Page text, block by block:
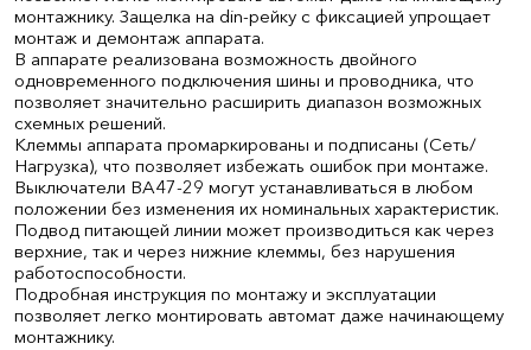
монтажнику. Защелка на din-рейку с фиксацией упрощает
монтаж и демонтаж аппарата.
В аппарате реализована возможность двойного
одновременного подключения шины и проводника, что
позволяет значительно расширить диапазон возможных
схемных решений.
Клеммы аппарата промаркированы и подписаны (Сеть/
Нагрузка), что позволяет избежать ошибок при монтаже.
Выключатели ВА47-29 могут устанавливаться в любом
положении без изменения их номинальных характеристик.
Подвод питающей линии может производиться как через
верхние, так и через нижние клеммы, без нарушения
работоспособности.
Подробная инструкция по монтажу и эксплуатации
позволяет легко монтировать автомат даже начинающему
монтажнику.